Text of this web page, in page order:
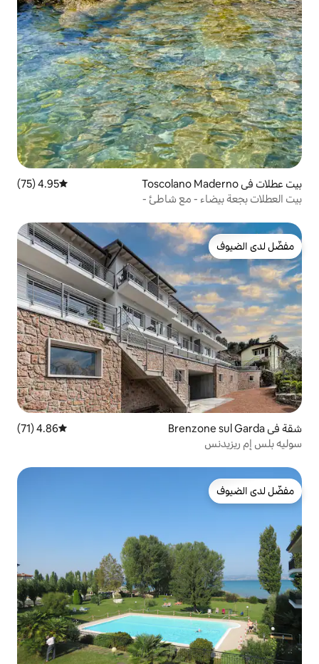
متوسط التقييم 4.95 من 5، 75 مراجعات
4.95 (75)
- مع شاطئ -
متوسط التقييم 4.86 من 5، 71 مراجعات
4.86 (71)